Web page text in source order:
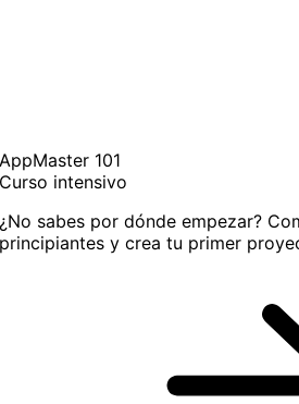
AppMaster 101
Curso intensivo
¿No sabes por dónde empezar?
principiantes y crea tu primer